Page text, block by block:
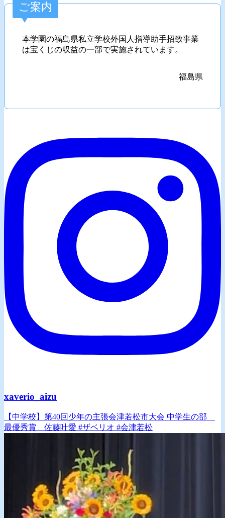
ご案内
本学園の福島県私立学校外国人指導助手招致事業
は宝くじの収益の一部で実施されています。
福島県
xaverio_aizu
【中学校】第40回少年の主張会津若松市大会 中学生の部
最優秀賞 佐藤叶愛 #ザベリオ #会津若松